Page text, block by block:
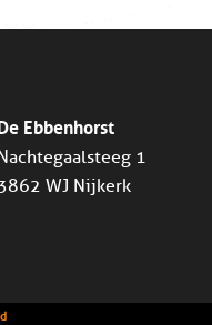
Ebbenhorst
1
WJ Nijkerk